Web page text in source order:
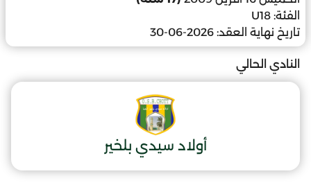
الفئة: U18
تاريخ نهاية العقد: 2026-06-30
النادي الحالي
أولاد سيدي بلخير